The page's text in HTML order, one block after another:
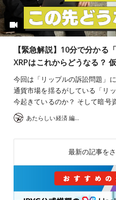
【緊急解説】10分で分かる
XRPはこれからどうなる？
今回は「リップルの訴訟問題」
通貨市場を揺るがしている「リ
今起きているのか？ そして暗号
あたらしい経済 編集部
最新の記事を